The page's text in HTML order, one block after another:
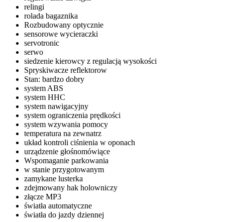
relingi
rolada bagaznika
Rozbudowany optycznie
sensorowe wycieraczki
servotronic
serwo
siedzenie kierowcy z regulacją wysokości
Spryskiwacze reflektorow
Stan: bardzo dobry
system ABS
system HHC
system nawigacyjny
system ograniczenia prędkości
system wzywania pomocy
temperatura na zewnatrz
układ kontroli ciśnienia w oponach
urządzenie głośnomówiące
Wspomaganie parkowania
w stanie przygotowanym
zamykane lusterka
zdejmowany hak holowniczy
złącze MP3
światła automatyczne
światła do jazdy dziennej